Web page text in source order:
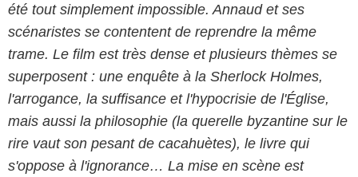
été tout simplement impossible. Annaud et ses
scénaristes se contentent de reprendre la même
trame. Le film est très dense et plusieurs thèmes se
superposent : une enquête à la Sherlock Holmes,
l'arrogance, la suffisance et l'hypocrisie de l'Église,
mais aussi la philosophie (la querelle byzantine sur le
rire vaut son pesant de cacahuètes), le livre qui
s'oppose à l'ignorance… La mise en scène est